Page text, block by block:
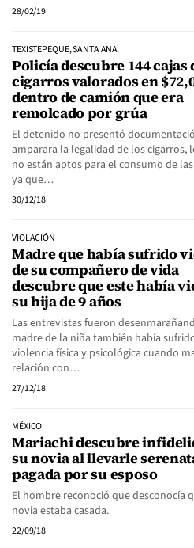
28/02/19
TEXISTEPEQUE, SANTA ANA
Policía descubre 144 cajas
cigarros valorados en
dentro de camión que era
remolcado por grúa
El detenido no presentó
amparara la legalidad de los cigarros,
no están aptos para el consumo de
ya que…
30/12/18
VIOLACIÓN
Madre que había sufrido
de su compañero de vida
descubre que este había
su hija de 9 años
Las entrevistas fueron
madre de la niña también había
violencia física y psicológica cuando
relación con…
27/12/18
MÉXICO
Mariachi descubre
su novia al llevarle
pagada por su esposo
El hombre reconoció que desconocía
novia estaba casada.
22/09/18